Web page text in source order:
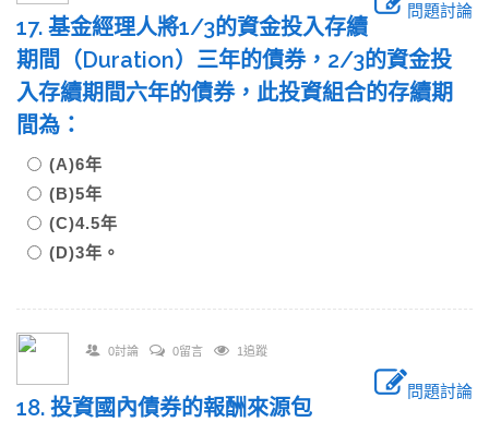
問題討論
17. 基金經理人將1/3的資金投入存續
期間（Duration）三年的債券，2/3的資金投
入存續期間六年的債券，此投資組合的存續期
間為：
(A)6年
(B)5年
(C)4.5年
(D)3年。
0討論 0留言 1追蹤
問題討論
18. 投資國內債券的報酬來源包